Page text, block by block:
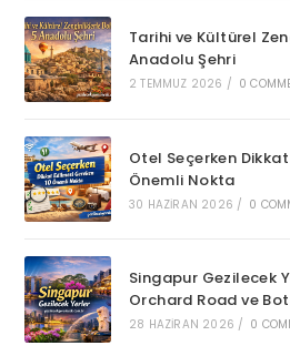
Tarihi ve Kültürel
Anadolu Şehri
2 TEMMUZ 2026 / 0
Otel Seçerken
Önemli Nokta
30 HAZIRAN 2026 / 0
Singapur Gezilecek
Orchard Road ve
28 HAZIRAN 2026 / 0